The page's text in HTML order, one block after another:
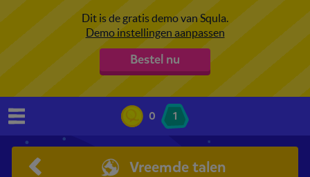
Dit is de gratis demo van Squla.
Demo instellingen aanpassen
Bestel nu
0 1
Vreemde talen